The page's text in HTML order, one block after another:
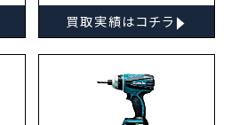
買取実績はコチラ ▸